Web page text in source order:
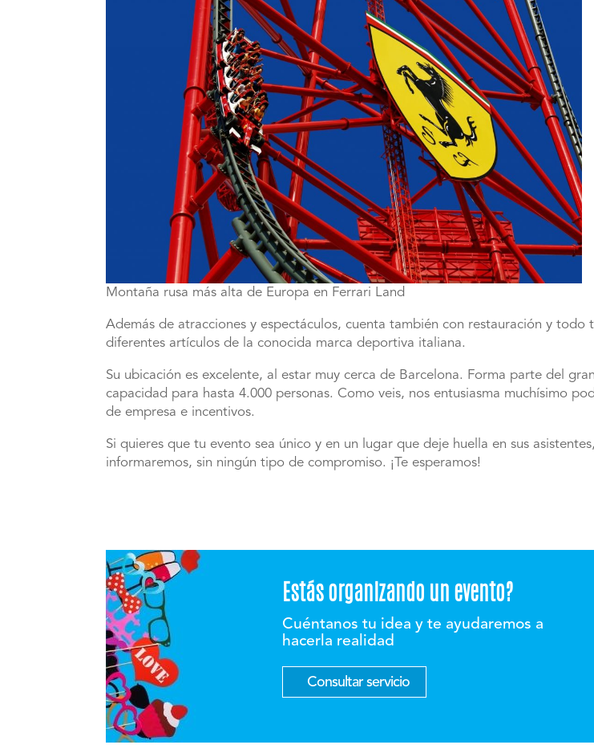
Montaña rusa más alta de Europa en Ferrari Land
Además de atracciones y espectáculos, cuenta también con restauración y
diferentes artículos de la conocida marca deportiva italiana.
Su ubicación es excelente, al estar muy cerca de Barcelona. Forma parte del
capacidad para hasta 4.000 personas. Como veis, nos entusiasma muchísimo
de empresa e incentivos.
Si quieres que tu evento sea único y en un lugar que deje huella en sus
informaremos, sin ningún tipo de compromiso. ¡Te esperamos!
Estás organizando un evento?
Cuéntanos tu idea y te ayudaremos a
hacerla realidad
Consultar servicio